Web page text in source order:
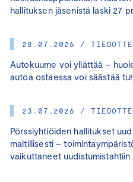
hallituksen jäsenistä laski 27
28.07.2026 /
Autokuume voi yllättää –
autoa ostaessa voi säästää
23.07.2026 /
Pörssiyhtiöiden hallitukset
maltillisesti –
vaikuttaneet uudistumistahtiin